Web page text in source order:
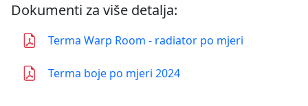
Dokumenti za više detalja:
Terma Warp Room - radiator po mjeri
Terma boje po mjeri 2024